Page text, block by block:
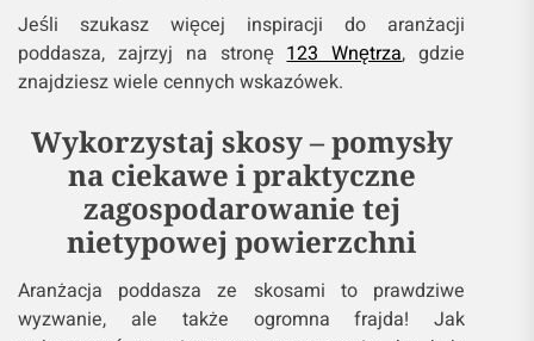
Jeśli szukasz więcej inspiracji do aranżacji
poddasza, zajrzyj na stronę123 Wnętrza, gdzie
znajdziesz wiele cennych wskazówek.
Wykorzystaj skosy – pomysły
na ciekawe i praktyczne
zagospodarowanie tej
nietypowej powierzchni
Aranżacja poddasza ze skosami to prawdziwe
wyzwanie, ale także ogromna frajda! Jak